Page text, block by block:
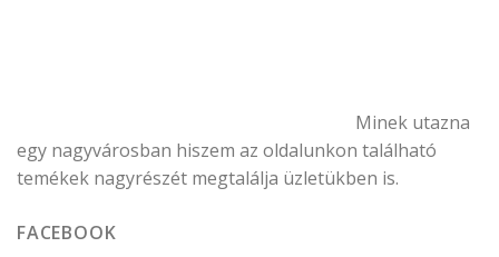
Minek utazna
egy nagyvárosban hiszem az oldalunkon található
temékek nagyrészét megtalálja üzletükben is.
FACEBOOK